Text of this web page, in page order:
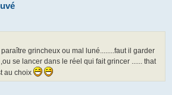
grincheux ou mal luné........faut il garder
se lancer dans le réel qui fait grincer ...... that
au choix